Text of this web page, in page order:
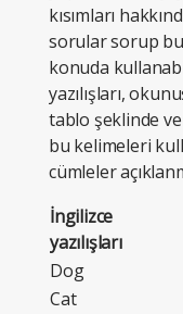
kısımları
sorular sorup
konuda
yazılışları,
tablo şeklinde
bu kelimeleri
cümleler
İngilizce
yazılışları
Dog
Cat